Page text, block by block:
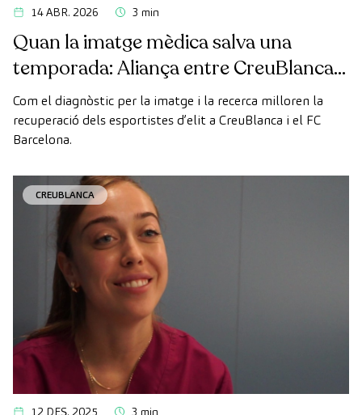
14 ABR. 2026 3 min
Quan la imatge mèdica salva una
temporada: Aliança entre CreuBlanca i
el FC Barcelona
Com el diagnòstic per la imatge i la recerca milloren la
recuperació dels esportistes d’elit a CreuBlanca i el FC
Barcelona.
CREUBLANCA
12 DES. 2025 3 min